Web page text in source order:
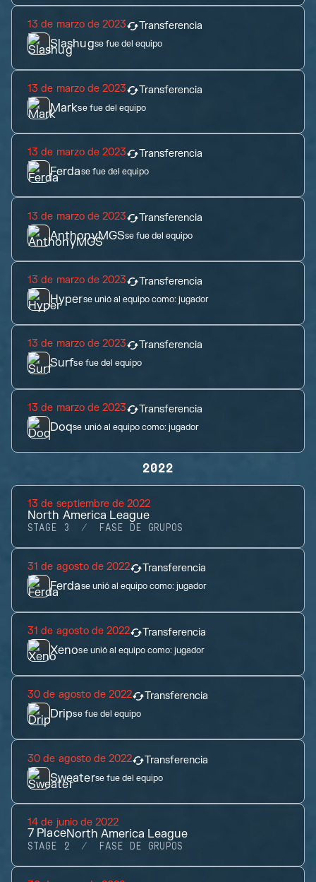
13 de marzo de 2023 Transferencia
Slashugse fue del equipo
13 de marzo de 2023 Transferencia
Markse fue del equipo
13 de marzo de 2023 Transferencia
Ferdase fue del equipo
13 de marzo de 2023 Transferencia
AnthonyMGSse fue del equipo
13 de marzo de 2023 Transferencia
Hyperse unió al equipo como:jugador
13 de marzo de 2023 Transferencia
Surfse fue del equipo
13 de marzo de 2023 Transferencia
Doqse unió al equipo como:jugador
2022
13 de septiembre de 2022
North America League
STAGE 3 FASE DE GRUPOS
31 de agosto de 2022 Transferencia
Ferdase unió al equipo como:jugador
31 de agosto de 2022 Transferencia
Xenose unió al equipo como:jugador
30 de agosto de 2022 Transferencia
Dripse fue del equipo
30 de agosto de 2022 Transferencia
Sweaterse fue del equipo
14 de junio de 2022
7 PlaceNorth America League
STAGE 2 FASE DE GRUPOS